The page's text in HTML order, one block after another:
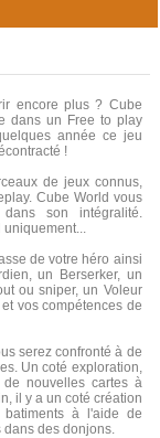
encore plus ? Cube
dans un Free to play
année ce jeu
!
de jeux connus,
Cube World vous
son intégralité.
uniquement...
de votre héro ainsi
un Berserker, un
ou sniper, un Voleur
vos compétences de
serez confronté à de
Un coté exploration,
nouvelles cartes à
il y a un coté création
à l'aide de
des donjons.